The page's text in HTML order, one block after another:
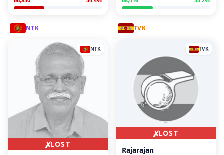
NTK
✗LOST
NTK
TVK
✗LOST
TVK
Rajarajan